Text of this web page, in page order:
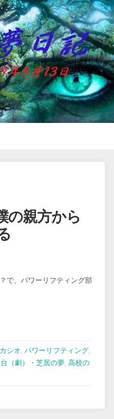
の親方から
で、パワーリフティング部
シオ, パワーリフティング,
（劇）・芝居の夢, 高校の